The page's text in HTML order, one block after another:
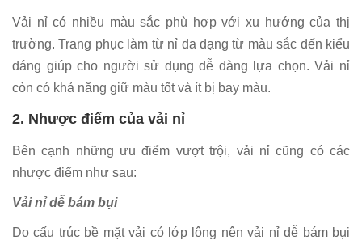
Vải nỉ có nhiều màu sắc phù hợp với xu hướng của thị
trường. Trang phục làm từ nỉ đa dạng từ màu sắc đến kiểu
dáng giúp cho người sử dụng dễ dàng lựa chọn. Vải nỉ
còn có khả năng giữ màu tốt và ít bị bay màu.
2. Nhược điểm của vải nỉ
Bên cạnh những ưu điểm vượt trội, vải nỉ cũng có các
nhược điểm như sau:
Vải nỉ dễ bám bụi
Do cấu trúc bề mặt vải có lớp lông nên vải nỉ dễ bám bụi